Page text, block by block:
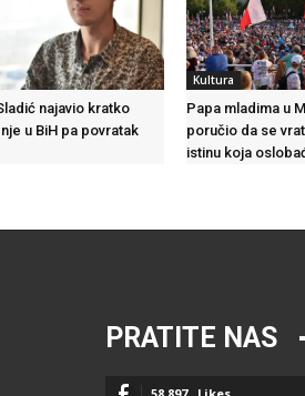
najavio kratko
u BiH pa povratak
Kultura
Papa mladima u
poručio da se
istinu koja
PRATITE NAS